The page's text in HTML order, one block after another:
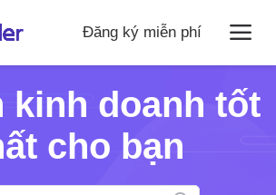
Đăng ký miễn phí
kinh doanh tốt
cho bạn